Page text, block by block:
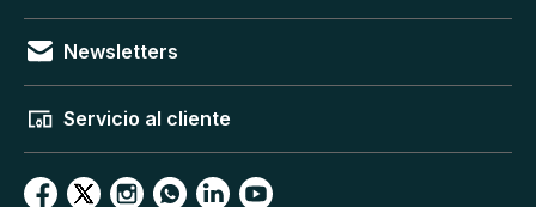
Newsletters
Servicio al cliente